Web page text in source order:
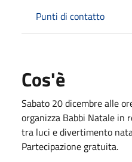
Punti di contatto
Cos'è
Sabato 20 dicembre alle
organizza Babbi Natale in
tra luci e divertimento
Partecipazione gratuita.